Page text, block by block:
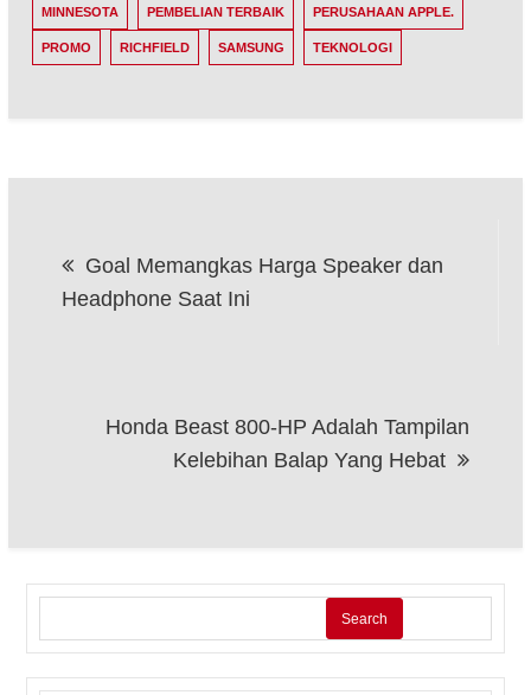
MINNESOTA PEMBELIAN TERBAIK PERUSAHAAN APPLE.
PROMO RICHFIELD SAMSUNG TEKNOLOGI
navigation
Goal Memangkas Harga Speaker dan
Headphone Saat Ini
Honda Beast 800-HP Adalah Tampilan
Kelebihan Balap Yang Hebat
Search